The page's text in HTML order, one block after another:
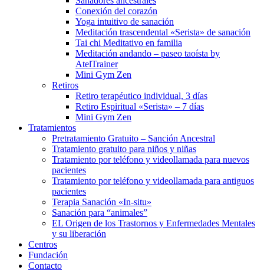
Conexión del corazón
Yoga intuitivo de sanación
Meditación trascendental «Serista» de sanación
Tai chi Meditativo en familia
Meditación andando – paseo taoísta by
AtelTrainer
Mini Gym Zen
Retiros
Retiro terapéutico individual, 3 días
Retiro Espiritual «Serista» – 7 días
Mini Gym Zen
Tratamientos
Pretratamiento Gratuito – Sanción Ancestral
Tratamiento gratuito para niños y niñas
Tratamiento por teléfono y videollamada para nuevos
pacientes
Tratamiento por teléfono y videollamada para antiguos
pacientes
Terapia Sanación «In-situ»
Sanación para “animales”
EL Origen de los Trastornos y Enfermedades Mentales
y su liberación
Centros
Fundación
Contacto